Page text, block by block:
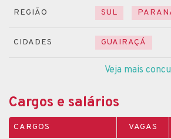
REGIÃO SUL
CIDADES GUAIRAÇÁ
Veja mais
Cargos e salários
CARGOS VAGAS